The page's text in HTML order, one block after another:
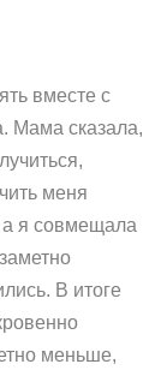
вместе с
Мама сказала,
меня
а я совмещала
В итоге
меньше,